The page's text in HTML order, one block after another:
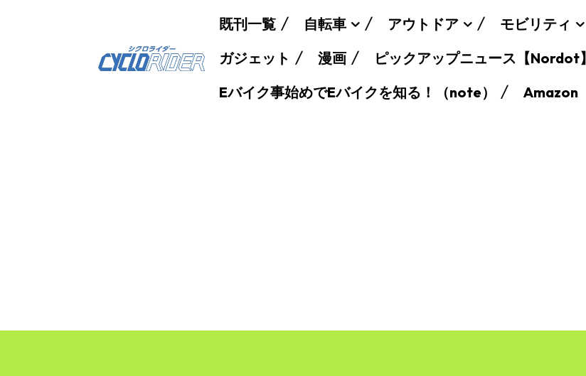
既刊一覧 自転車 アウトドア モビリティ
ガジェット
漫画
ピックアップニュース【Nordot】
Eバイク事始めでEバイクを知る！（note）
Amazon